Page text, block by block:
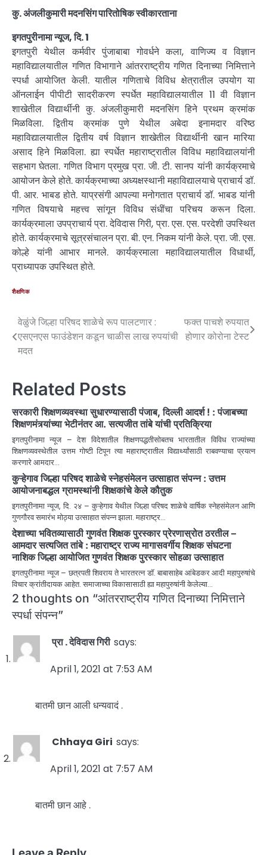
कु. अंजलीकुमारी मदनसिंग पारितोषिक स्वीकारताना
इगतपुरीनामा न्यूज, दि. 1
इगतपुरी येथील कर्मवीर पुंजाबाबा गोवर्धने कला, वाणिज्य व विज्ञान
महाविद्यालयातील गणित विभागाने आंतरराष्ट्रीय गणित दिनाच्या निमित्ताने
स्पर्धा आयोजित केली. यातील गणिताचे विविध क्षेत्रातील उपयोग या
ऑनलाईन पीपीटी सादरीकरण स्पर्धेत महाविद्यालयातील 11 वी विज्ञान
शाखेतील विद्यार्थीनी कु. अंजलीकुमारी मदनसिंग हिने प्रथम क्रमांक
मिळविला. द्वितीय क्रमांक पुणे येथील अबेदा इनामदार वरिष्ठ
महाविद्यालयातील द्वितीय वर्ष विज्ञान शाखेतील विद्यार्थीनी खान मारिया
असाद हिने मिळविला. ह्या स्पर्धेत महाराष्ट्रातील विविध महाविद्यालयांनी
सहभाग घेतला. गणित विभाग प्रमुख प्रा. जी. टी. सानप यांनी कार्यक्रमाचे
आयोजन केले होते. कार्यक्रमाच्या अध्यक्षस्थानी महाविद्यालयाचे प्राचार्य डॉ.
पी. आर. भाबड होते. याप्रसंगी आपल्या मनोगतात प्राचार्य डॉ. भाबड यांनी
गणित विषयाचे महत्त्व सांगून विविध संधींचा परिचय करून दिला.
कार्यक्रमाला उपप्राचार्य प्रा. देविदास गिरी, प्रा. एस. एस. परदेशी उपस्थित
होते. कार्यक्रमाचे सूत्रसंचालन प्रा. बी. एन. निकम यांनी केले. प्रा. जी. एस.
कोल्हे यांनी आभार मानले. कार्यक्रमाला महाविद्यालयातील विधार्थी,
प्राध्यापक उपस्थित होते.
शैक्षणिक
वेळुंजे जिल्हा परिषद शाळेचे रूप पालटणार :
एसएनएस फाउंडेशन कडून चाळीस लाख रुपयांची
मदत
फक्त पाचशे रुपयात
होणार कोरोना टेस्ट
Related Posts
सरकारी शिक्षणव्यवस्था सुधारण्यासाठी पंजाब, दिल्ली आदर्श ! : पंजाबच्या
शिक्षणमंत्र्यांच्या भेटीनंतर आ. सत्यजीत तांबे यांची प्रतिक्रिया
इगतपुरीनामा न्यूज – देश विदेशातील शिक्षणपद्धतीसोबतच भारतातील विविध राज्यांच्या
शिक्षणव्यवस्थेतील उत्तम गोष्टी टिपून त्या महाराष्ट्रातील विद्यार्थ्यांसाठी राबवण्याचा प्रयत्न
करणारे आमदार…
कुऱ्हेगाव जिल्हा परिषद शाळेचे स्नेहसंमेलन उत्साहात संपन्न : उत्तम
आयोजनाबद्धल ग्रामस्थांनी शिक्षकांचे केले कौतुक
इगतपुरीनामा न्यूज, दि. २४ – कुऱ्हेगाव येथील जिल्हा परिषद शाळेचे वार्षिक स्नेहसंमेलन आणि
गुणगौरव समारंभ मोठ्या उत्साहात संपन्न झाला. महाराष्ट्र…
देशाच्या भवितव्यासाठी गुणवंत शिक्षक पुरस्कार प्रेरणास्रोत ठरतील –
आमदार सत्यजित तांबे : महाराष्ट्र राज्य मागासवर्गीय शिक्षक संघटना
नाशिक जिल्हा आयोजित गुणवंत शिक्षक पुरस्कार सोहळा उत्साहात
इगतपुरीनामा न्यूज – छत्रपती शिवराय ते भारतरत्न डॉ. बाबासाहेब आंबेडकर आदी महापुरुषांचे
विचार क्रांतीदायक आहेत. समाजाच्या विकासासाठी ह्या महापुरुषांनी केलेल्या…
2 thoughts on “आंतरराष्ट्रीय गणित दिनाच्या निमित्ताने
स्पर्धा संपन्न”
प्रा . देविदास गिरी says:
April 1, 2021 at 7:53 AM
बातमी छान आली धन्यवादं .
Chhaya Giri says:
April 1, 2021 at 7:57 AM
बातमी छान आहे .